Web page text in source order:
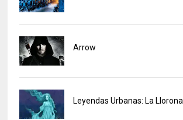
Arrow
Leyendas Urbanas: La Llorona